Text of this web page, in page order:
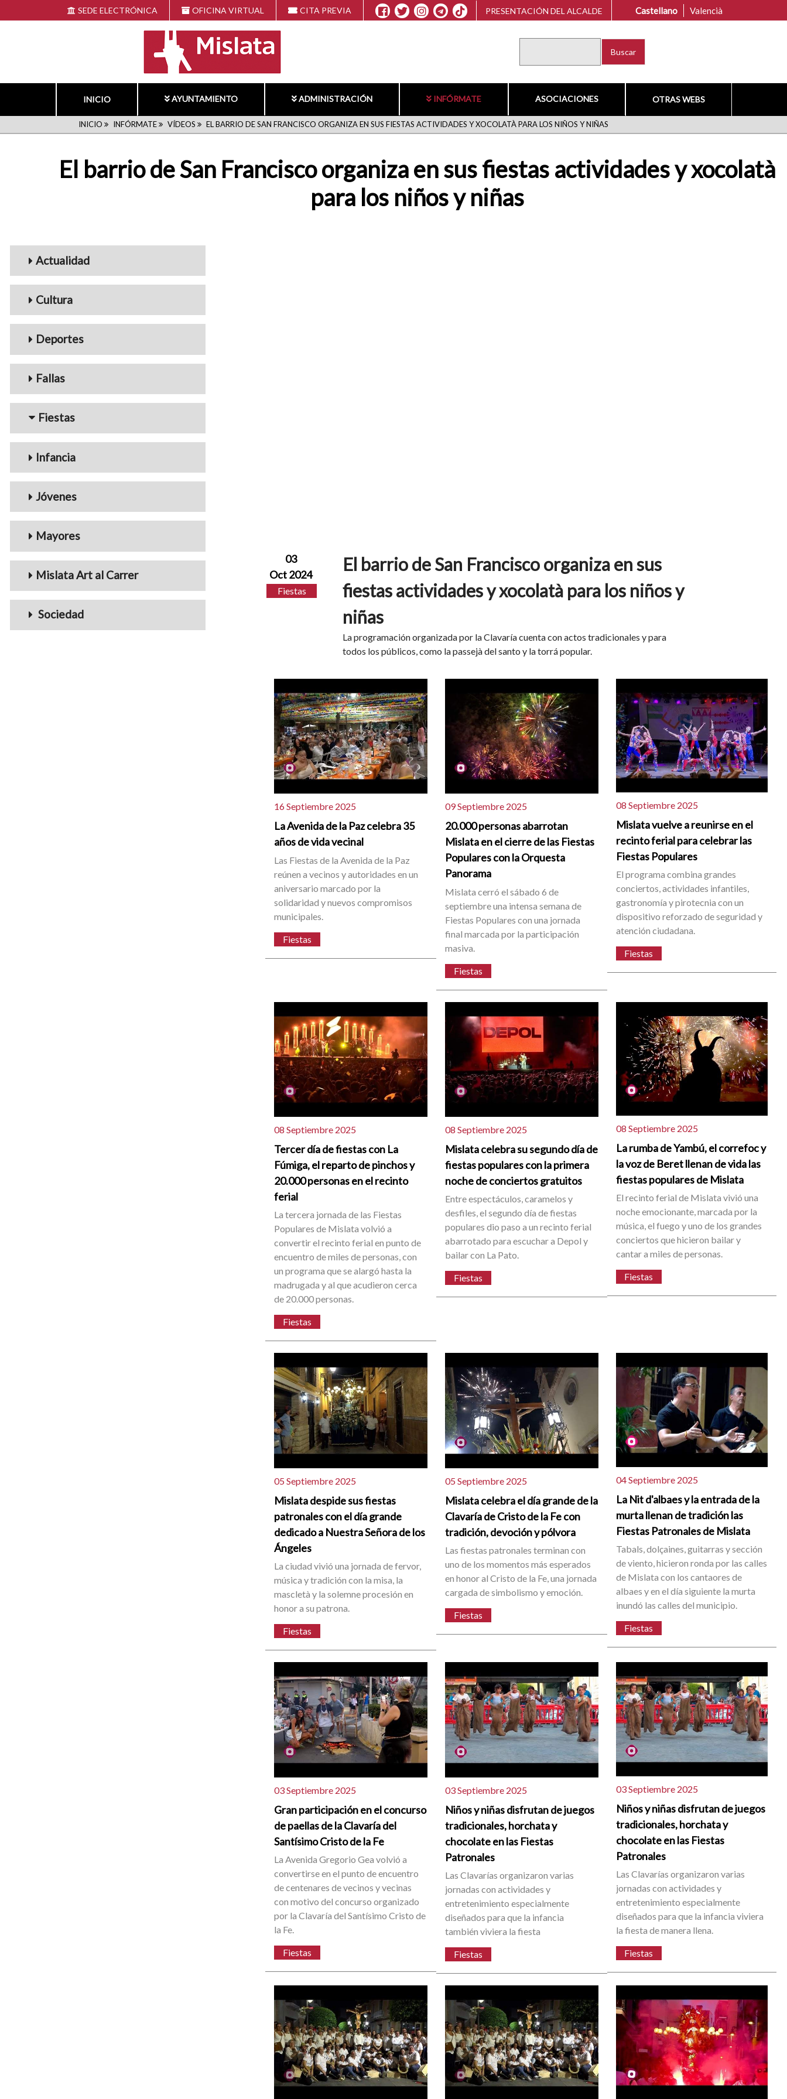
al
SEDE ELECTRÓNICA OFICINA VIRTUAL CITA PREVIA PRESENTACIÓN DEL ALCALDE Castellano Valencià
INICIO AYUNTAMIENTO ADMINISTRACIÓN INFÓRMATE ASOCIACIONES OTRAS WEBS
RUTA
DE
INICIO INFÓRMATE VÍDEOS EL BARRIO DE SAN FRANCISCO ORGANIZA EN SUS FIESTAS ACTIVIDADES Y XOCOLATÀ PARA LOS NIÑOS Y NIÑAS
El barrio de San Francisco organiza en sus fiestas actividades y xocolatà
para los niños y niñas
Menu_Videos
Actualidad
Cultura
Deportes
Fallas
Fiestas
Infancia
Jóvenes
Mayores
Mislata Art al Carrer
Sociedad
03
Oct 2024
Fiestas
El barrio de San Francisco organiza en sus
fiestas actividades y xocolatà para los niños y
niñas
La programación organizada por la Clavaría cuenta con actos tradicionales y para
todos los públicos, como la passejà del santo y la torrá popular.
16 Septiembre 2025
La Avenida de la Paz celebra 35
años de vida vecinal
Las Fiestas de la Avenida de la Paz
reúnen a vecinos y autoridades en un
aniversario marcado por la
solidaridad y nuevos compromisos
municipales.
Fiestas
09 Septiembre 2025
20.000 personas abarrotan
Mislata en el cierre de las Fiestas
Populares con la Orquesta
Panorama
Mislata cerró el sábado 6 de
septiembre una intensa semana de
Fiestas Populares con una jornada
final marcada por la participación
masiva.
Fiestas
08 Septiembre 2025
Mislata vuelve a reunirse en el
recinto ferial para celebrar las
Fiestas Populares
El programa combina grandes
conciertos, actividades infantiles,
gastronomía y pirotecnia con un
dispositivo reforzado de seguridad y
atención ciudadana.
Fiestas
08 Septiembre 2025
Tercer día de fiestas con La
Fúmiga, el reparto de pinchos y
20.000 personas en el recinto
ferial
La tercera jornada de las Fiestas
Populares de Mislata volvió a
convertir el recinto ferial en punto de
encuentro de miles de personas, con
un programa que se alargó hasta la
madrugada y al que acudieron cerca
de 20.000 personas.
Fiestas
08 Septiembre 2025
Mislata celebra su segundo día de
fiestas populares con la primera
noche de conciertos gratuitos
Entre espectáculos, caramelos y
desfiles, el segundo día de fiestas
populares dio paso a un recinto ferial
abarrotado para escuchar a Depol y
bailar con La Pato.
Fiestas
08 Septiembre 2025
La rumba de Yambú, el correfoc y
la voz de Beret llenan de vida las
fiestas populares de Mislata
El recinto ferial de Mislata vivió una
noche emocionante, marcada por la
música, el fuego y uno de los grandes
conciertos que hicieron bailar y
cantar a miles de personas.
Fiestas
05 Septiembre 2025
Mislata despide sus fiestas
patronales con el día grande
dedicado a Nuestra Señora de los
Ángeles
La ciudad vivió una jornada de fervor,
música y tradición con la misa, la
mascletà y la solemne procesión en
honor a su patrona.
Fiestas
05 Septiembre 2025
Mislata celebra el día grande de la
Clavaría de Cristo de la Fe con
tradición, devoción y pólvora
Las fiestas patronales terminan con
uno de los momentos más esperados
en honor al Cristo de la Fe, una jornada
cargada de simbolismo y emoción.
Fiestas
04 Septiembre 2025
La Nit d'albaes y la entrada de la
murta llenan de tradición las
Fiestas Patronales de Mislata
Tabals, dolçaines, guitarras y sección
de viento, hicieron ronda por las calles
de Mislata con los cantaores de
albaes y en el día siguiente la murta
inundó las calles del municipio.
Fiestas
03 Septiembre 2025
Gran participación en el concurso
de paellas de la Clavaría del
Santísimo Cristo de la Fe
La Avenida Gregorio Gea volvió a
convertirse en el punto de encuentro
de centenares de vecinos y vecinas
con motivo del concurso organizado
por la Clavaría del Santísimo Cristo de
la Fe.
Fiestas
03 Septiembre 2025
Niños y niñas disfrutan de juegos
tradicionales, horchata y
chocolate en las Fiestas
Patronales
Las Clavarías organizaron varias
jornadas con actividades y
entretenimiento especialmente
diseñados para que la infancia
también viviera la fiesta
Fiestas
03 Septiembre 2025
Niños y niñas disfrutan de juegos
tradicionales, horchata y
chocolate en las Fiestas
Patronales
Las Clavarías organizaron varias
jornadas con actividades y
entretenimiento especialmente
diseñados para que la infancia viviera
la fiesta de manera llena.
Fiestas